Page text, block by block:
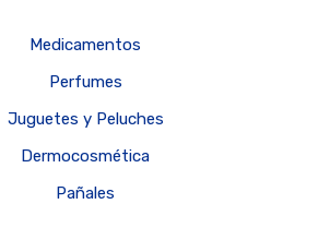
Medicamentos
Perfumes
Juguetes y Peluches
Dermocosmética
Pañales